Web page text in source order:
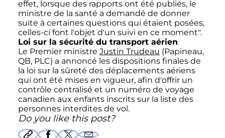
effet, lorsque des rapports ont été publiés, le
ministre de la santé a demandé de donner
suite à certaines questions qui étaient posées,
celles-ci font l'objet d'un suivi en ce moment".
Loi sur la sécurité du transport aérien
Le Premier ministre Justin Trudeau (Papineau,
QB, PLC) a annoncé les dispositions finales de
la loi sur la sûreté des déplacements aériens
qui ont été mises en vigueur, afin d'offrir un
contrôle centralisé et un numéro de voyage
canadien aux enfants inscrits sur la liste des
personnes interdites de vol.
Do you like this post?